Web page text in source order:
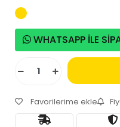
WHATSAPP İLE
Favorilerime ekle